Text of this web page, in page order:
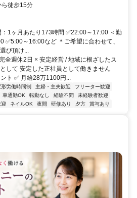
ら徒歩15分
1ヶ月あたり173時間 ✅22:00～17:00 ＜勤
✅5:00～16:00など ＊ご希望に合わせて、
び頂け...
全週休2日 × 安定経営 / 地域に根ざしたス
して 安定した正社員として働きません
ト ✅ 月給28万1100円...
形労働時間制 主婦・主夫歓迎
フリーター歓迎
車通勤OK 転勤なし 経験不問
未経験者歓迎
ネイルOK 夜間 研修あり 夕方 賞与あり